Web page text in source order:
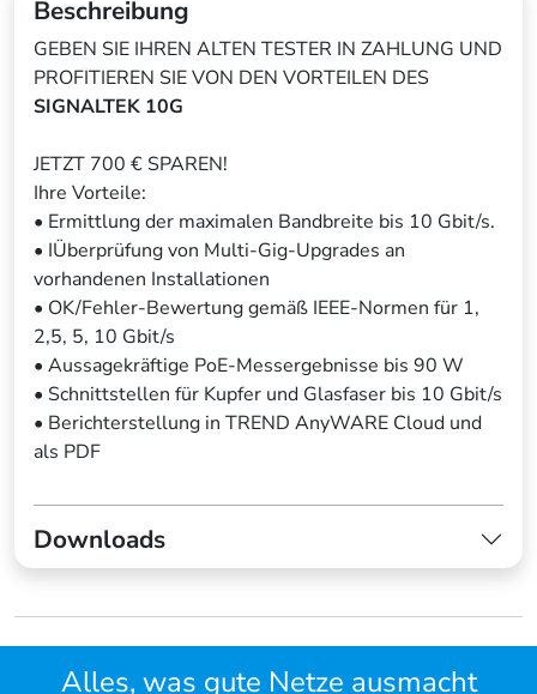
Beschreibung
GEBEN SIE IHREN ALTEN TESTER IN ZAHLUNG UND
PROFITIEREN SIE VON DEN VORTEILEN DES
SIGNALTEK 10G
JETZT 700 € SPAREN!
Ihre Vorteile:
• Ermittlung der maximalen Bandbreite bis 10 Gbit/s.
• IÜberprüfung von Multi-Gig-Upgrades an
vorhandenen Installationen
• OK/Fehler-Bewertung gemäß IEEE-Normen für 1,
2,5, 5, 10 Gbit/s
• Aussagekräftige PoE-Messergebnisse bis 90 W
• Schnittstellen für Kupfer und Glasfaser bis 10 Gbit/s
• Berichterstellung in TREND AnyWARE Cloud und
als PDF
Downloads
Alles, was gute Netze ausmacht